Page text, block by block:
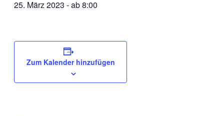
25. März 2023 - ab 8:00
Zum Kalender hinzufügen